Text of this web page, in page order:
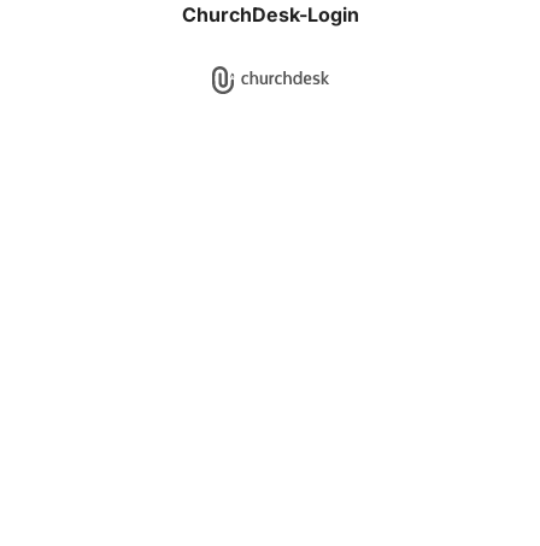
ChurchDesk-Login